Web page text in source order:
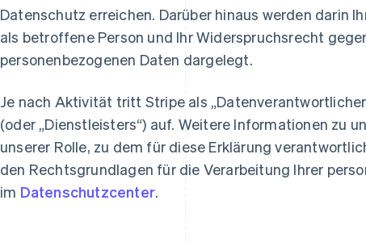
Datenschutz erreichen. Darüber hinaus werden darin
als betroffene Person und Ihr Widerspruchsrecht
personenbezogenen Daten dargelegt.
Je nach Aktivität tritt Stripe als
(oder „Dienstleisters“) auf. Weitere Informationen zu
unserer Rolle, zu dem für diese Erklärung
den Rechtsgrundlagen für die Verarbeitung Ihrer
im Datenschutzcenter.